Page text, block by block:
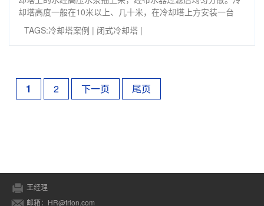
却塔高度一般在10米以上、几十米，在冷却塔上方安装一台
TAGS:冷却塔案例 | 闭式冷却塔 |
1 2 下一页 尾页
王经理
邮箱：HR@trlon.com